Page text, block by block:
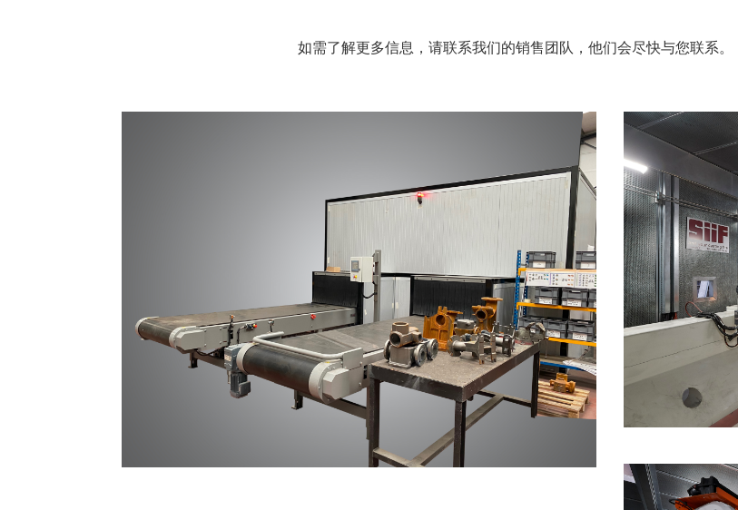
如需了解更多信息，请联系我们的销售团队，他们会尽快与您联系。